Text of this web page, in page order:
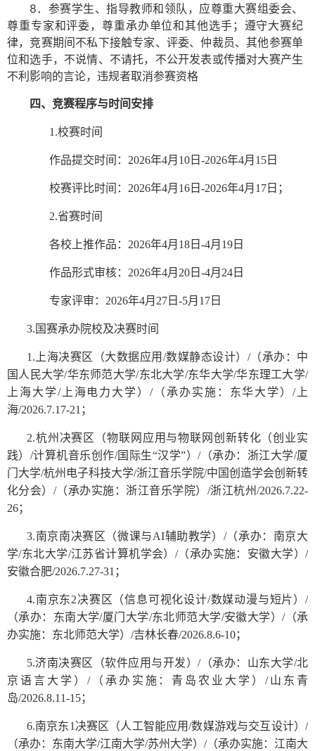
8．参赛学生、指导教师和领队，应尊重大赛组委会、
尊重专家和评委，尊重承办单位和其他选手；遵守大赛纪
律，竞赛期间不私下接触专家、评委、仲裁员、其他参赛单
位和选手，不说情、不请托，不公开发表或传播对大赛产生
不利影响的言论，违规者取消参赛资格
四、竞赛程序与时间安排
1.校赛时间
作品提交时间： 2026年4月 10 日 -2026年4月 1 5 日
校赛评比时间： 2026年4月 16 日 -2026年4月 17 日；
2.省赛时间
各校上推作品： 2026年4月 18 日 -4月 19 日
作品形式审核： 2026年4月 20 日 -4月 24 日
专家评审： 2026年4月 27 日 -5月 17 日
3. 国赛承办院校及决赛时间
1. 上海决赛区（大数据应用/数媒静态设计） /（承办：中
国人民大学/华东师范大学/东北大学/东华大学/华东理工大学/
上海大学/上海电力大学）/（承办实施：东华大学）/上
海/2026.7.17-21 ；
2.杭州决赛区（物联网应用与物联网创新转化（创业实
践） /计算机音乐创作/国际生“汉学”）/（承办：浙江大学/厦
门大学/杭州电子科技大学/浙江音乐学院/中国创造学会创新转
化分会） /（承办实施：浙江音乐学院） /浙江杭州/2026.7.22-
26；
3.南京南决赛区（微课与AI辅助教学） /（承办：南京大
学/东北大学/江苏省计算机学会） /（承办实施：安徽大学）/
安徽合肥/2026.7.27-31 ；
4.南京东2决赛区（信息可视化设计/数媒动漫与短片）/
（承办：东南大学/厦门大学/东北师范大学/安徽大学）/（承
办实施：东北师范大学） /吉林长春/2026.8.6-10；
5.济南决赛区（软件应用与开发）/（承办：山东大学/北
京语言大学）
/（承办实施：青岛农业大学）/山东青
岛/2026.8.11-15；
6.南京东1 决赛区（人工智能应用/数媒游戏与交互设计）/
（承办：东南大学/江南大学/苏州大学） /（承办实施：江南大